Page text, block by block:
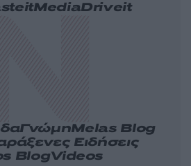
MediaDriveit
ΓνώμηMelas Blog
Ειδήσεις
BlogVideos